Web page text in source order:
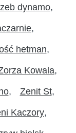
dynamo
hetman
Kowala
Zenit St
Kaczory